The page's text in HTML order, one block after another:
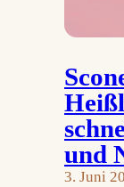
und
3. Juni